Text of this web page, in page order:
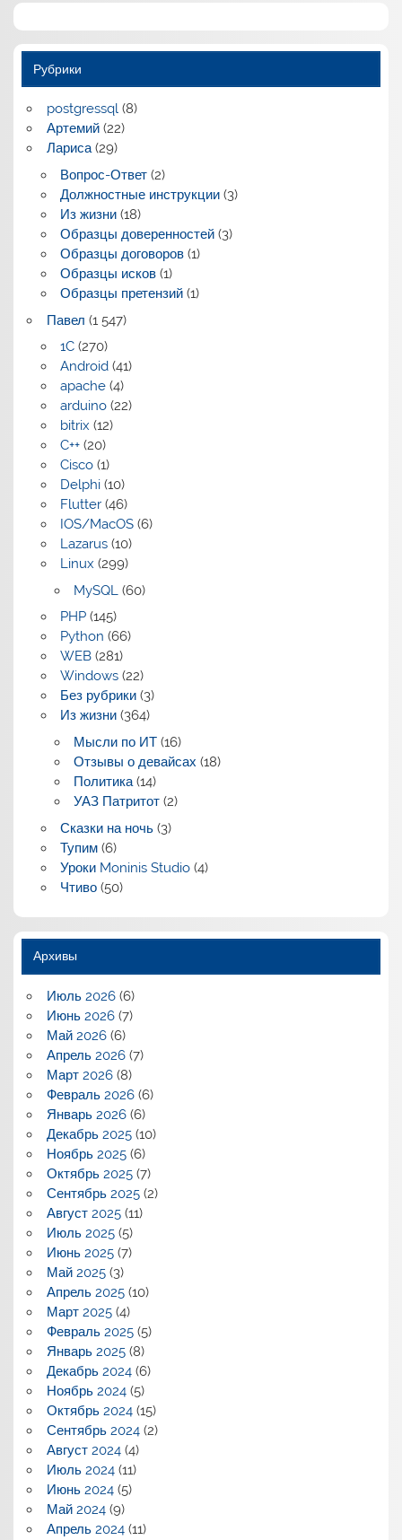
Рубрики
postgressql(8)
Артемий(22)
Лариса(29)
Вопрос-Ответ(2)
Должностные инструкции(3)
Из жизни(18)
Образцы доверенностей(3)
Образцы договоров(1)
Образцы исков(1)
Образцы претензий(1)
Павел (1 547)
1C(270)
Android(41)
apache(4)
arduino(22)
bitrix (12)
C++(20)
Cisco(1)
Delphi(10)
Flutter(46)
IOS/MacOS(6)
Lazarus(10)
Linux (299)
MySQL(60)
PHP(145)
Python (66)
WEB(281)
Windows(22)
Без рубрики(3)
Из жизни(364)
Мысли по ИТ(16)
Отзывы о девайсах (18)
Политика(14)
УАЗ Патритот(2)
Сказки на ночь(3)
Тупим(6)
Уроки Moninis Studio(4)
Чтиво(50)
Архивы
Июль 2026(6)
Июнь 2026(7)
Май 2026(6)
Апрель 2026(7)
Март 2026(8)
Февраль 2026(6)
Январь 2026(6)
Декабрь 2025(10)
Ноябрь 2025(6)
Октябрь 2025(7)
Сентябрь 2025(2)
Август 2025(11)
Июль 2025(5)
Июнь 2025(7)
Май 2025(3)
Апрель 2025(10)
Март 2025(4)
Февраль 2025(5)
Январь 2025(8)
Декабрь 2024(6)
Ноябрь 2024(5)
Октябрь 2024(15)
Сентябрь 2024(2)
Август 2024(4)
Июль 2024(11)
Июнь 2024(5)
Май 2024(9)
Апрель 2024(11)